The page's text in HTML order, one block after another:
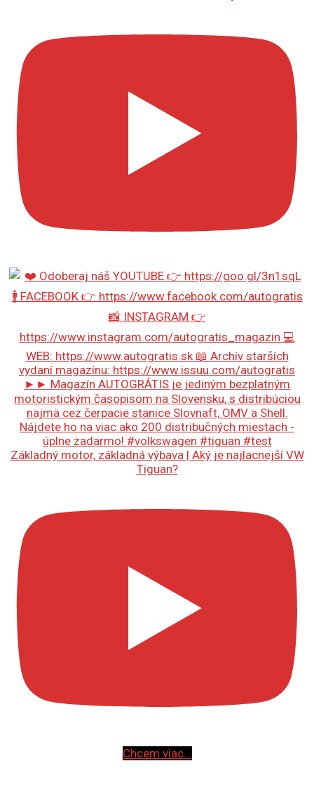
Základný motor, základná výbava | Aký je najlacnejší VW
Tiguan?
Chcem viac...